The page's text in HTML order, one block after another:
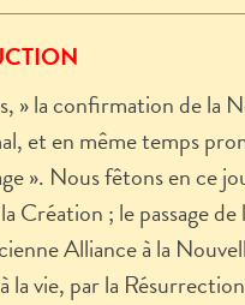
» la confirmation de la
et en même temps
». Nous fêtons en ce
Création ; le passage
Alliance à la
la vie, par la